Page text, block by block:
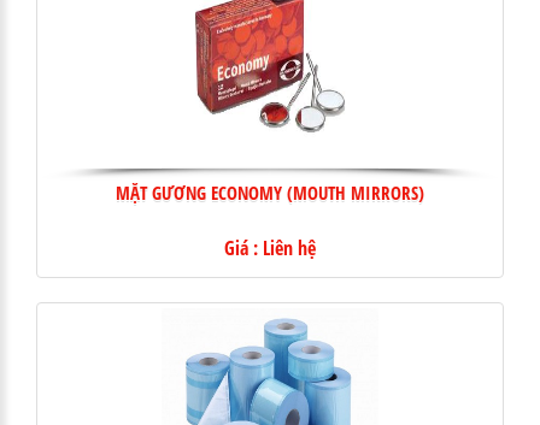
MẶT GƯƠNG ECONOMY (MOUTH MIRRORS)
Giá : Liên hệ